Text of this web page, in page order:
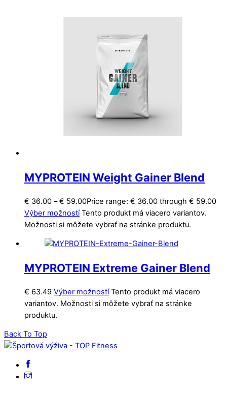
MYPROTEIN Weight Gainer Blend
€ 36.00 – € 59.00Price range: € 36.00 through € 59.00
Výber možností Tento produkt má viacero variantov.
Možnosti si môžete vybrať na stránke produktu.
MYPROTEIN Extreme Gainer Blend
€ 63.49 Výber možností Tento produkt má viacero
variantov. Možnosti si môžete vybrať na stránke
produktu.
Back To Top